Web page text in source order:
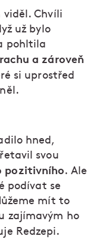
viděl. Chvíli
už bylo
pohltila
a zároveň
si uprostřed
hned,
svou
pozitivního. Ale
podívat se
mít to
zajímavým ho
Redzepi.